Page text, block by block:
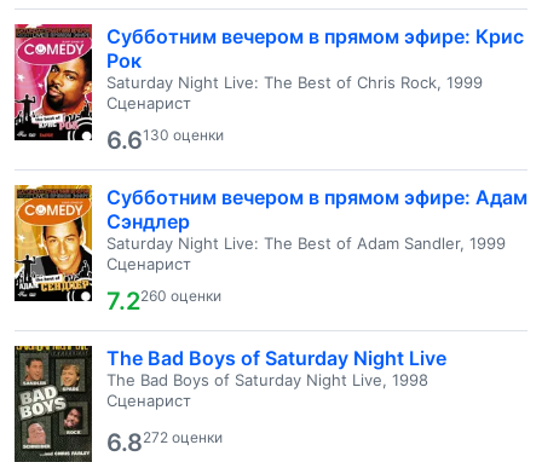
Субботним вечером в прямом эфире: Крис
Рок
Saturday Night Live: The Best of Chris Rock, 1999
Сценарист
6.6130 оценки
Субботним вечером в прямом эфире: Адам
Сэндлер
Saturday Night Live: The Best of Adam Sandler, 1999
Сценарист
7.2260 оценки
The Bad Boys of Saturday Night Live
The Bad Boys of Saturday Night Live, 1998
Сценарист
6.8272 оценки